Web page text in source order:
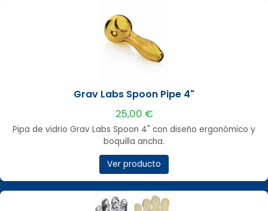
Grav Labs Spoon Pipe 4"
25,00 €
Pipa de vidrio Grav Labs Spoon 4" con diseño ergonómico y
boquilla ancha.
Ver producto